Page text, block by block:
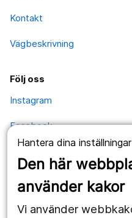
Hantera dina
Den här
använder kakor
Vi använder
Kontakt
Vägbeskrivning
Följ oss
Instagram
Facebook
Kontakt
Postadress